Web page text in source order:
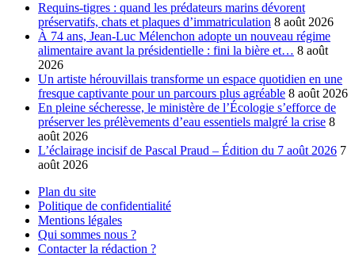
Requins-tigres : quand les prédateurs marins dévorent
préservatifs, chats et plaques d’immatriculation 8 août 2026
À 74 ans, Jean-Luc Mélenchon adopte un nouveau régime
alimentaire avant la présidentielle : fini la bière et… 8 août
2026
Un artiste hérouvillais transforme un espace quotidien en une
fresque captivante pour un parcours plus agréable 8 août 2026
En pleine sécheresse, le ministère de l’Écologie s’efforce de
préserver les prélèvements d’eau essentiels malgré la crise 8
août 2026
L’éclairage incisif de Pascal Praud – Édition du 7 août 2026 7
août 2026
Plan du site
Politique de confidentialité
Mentions légales
Qui sommes nous ?
Contacter la rédaction ?